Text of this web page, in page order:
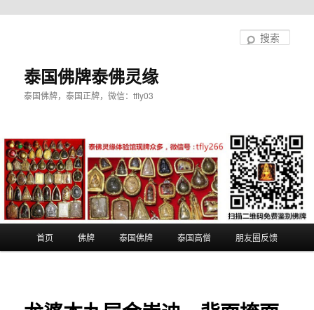
泰国佛牌泰佛灵缘
泰国佛牌，泰国正牌，微信：tfly03
首页 佛牌 泰国佛牌 泰国高僧 朋友圈反馈